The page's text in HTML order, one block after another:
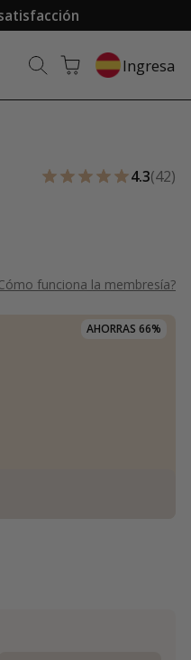
Ingresa
4.3(42)
funciona la membresía?
AHORRAS 66%